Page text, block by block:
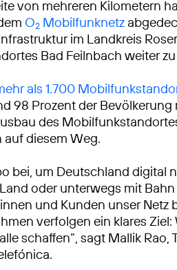
von mehreren Kilometern
O2 Mobilfunknetz
im Landkreis
Bad Feilnbach weiter
als 1.700
98 Prozent der Bevölkerung
des
diesem Weg.
bei, um Deutschland digital
oder unterwegs mit
und Kunden unser Netz
verfolgen ein klares Ziel:
schaffen“, sagt Mallik Rao,